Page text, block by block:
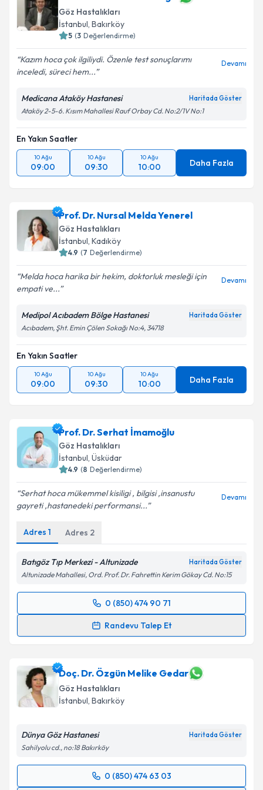
Göz Hastalıkları
İstanbul, Bakırköy
5 (3 Değerlendirme)
Kazım hoca çok ilgiliydi. Özenle test sonuçlarımı
inceledi, süreci hem...
Devamı
Medicana Ataköy Hastanesi Haritada Göster
Ataköy 2-5-6. Kısım Mahallesi Rauf Orbay Cd. No:2/1V No:1
En Yakın Saatler
10 Ağu
09:00
10 Ağu
09:30
10 Ağu
10:00 Daha Fazla
Prof. Dr. Nursal Melda Yenerel
Göz Hastalıkları
İstanbul, Kadıköy
4.9 (7 Değerlendirme)
Melda hoca harika bir hekim, doktorluk mesleği için
empati ve...
Devamı
Medipol Acıbadem Bölge Hastanesi Haritada Göster
Acıbadem, Şht. Emin Çölen Sokağı No:4, 34718
En Yakın Saatler
10 Ağu
09:00
10 Ağu
09:30
10 Ağu
10:00 Daha Fazla
Prof. Dr. Serhat İmamoğlu
Göz Hastalıkları
İstanbul, Üsküdar
4.9 (8 Değerlendirme)
Serhat hoca mükemmel kisiligi , bilgisi ,insanustu
gayreti ,hastanedeki performansi...
Devamı
Adres 1 Adres 2
Batıgöz Tıp Merkezi - Altunizade Haritada Göster
Altunizade Mahallesi, Ord. Prof. Dr. Fahrettin Kerim Gökay Cd. No:15
0 (850) 474 90 71
Randevu Talep Et
Randevu Takvimi Talebi
için bir takvim hazırlandığında e-posta ile
bilgilendireceğiz.
E-posta Adresiniz
Kişisel verilerimin işlenmesine ilişkinAydınlatma
'ni okudum ve kişisel verilerimin belirtilen
Doç. Dr. Özgün Melike Gedar
Göz Hastalıkları
İstanbul, Bakırköy
Dünya Göz Hastanesi Haritada Göster
Sahilyolu cd., no:18 Bakırköy
0 (850) 474 63 03
Randevu Takvimi Talebi